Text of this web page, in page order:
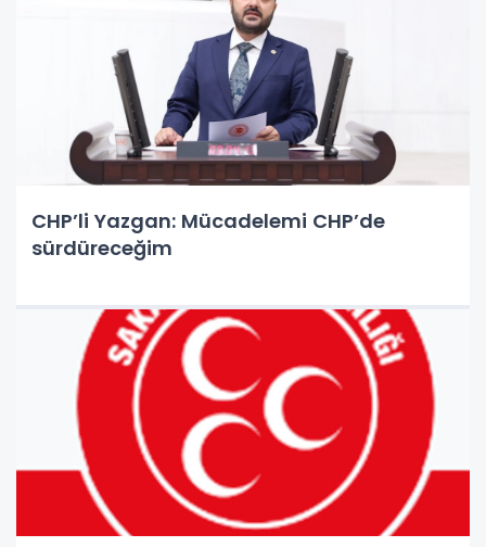
CHP’li Yazgan: Mücadelemi CHP’de
sürdüreceğim